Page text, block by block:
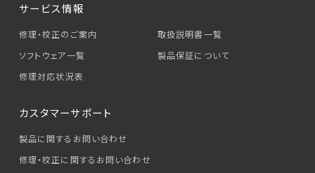
サービス情報
修理・校正のご案内
取扱説明書一覧
ソフトウェア一覧
製品保証について
修理対応状況表
カスタマーサポート
製品に関するお問い合わせ
修理・校正に関するお問い合わせ